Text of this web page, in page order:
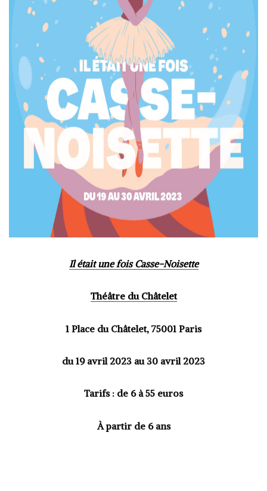
Il était une fois Casse-Noisette
Théâtre du Châtelet
1 Place du Châtelet, 75001 Paris
du 19 avril 2023 au 30 avril 2023
Tarifs : de 6 à 55 euros
À partir de 6 ans